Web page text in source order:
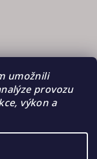
umožnili
provozu
výkon a